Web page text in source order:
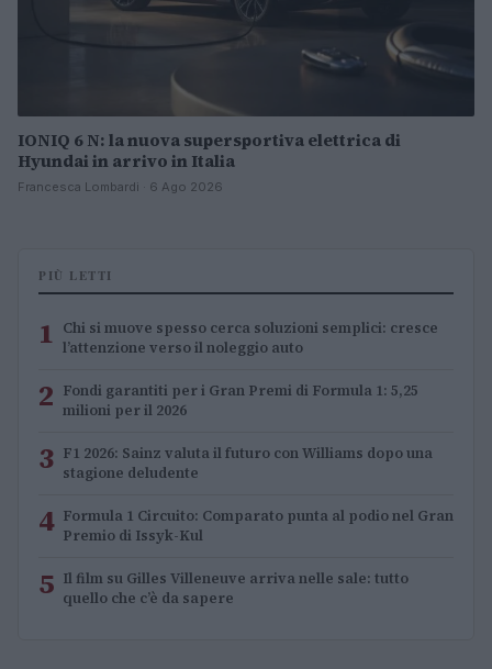
IONIQ 6 N: la nuova supersportiva elettrica di
Hyundai in arrivo in Italia
Francesca Lombardi · 6 Ago 2026
PIÙ LETTI
1 Chi si muove spesso cerca soluzioni semplici: cresce
l’attenzione verso il noleggio auto
2 Fondi garantiti per i Gran Premi di Formula 1: 5,25
milioni per il 2026
3 F1 2026: Sainz valuta il futuro con Williams dopo una
stagione deludente
4 Formula 1 Circuito: Comparato punta al podio nel Gran
Premio di Issyk-Kul
5 Il film su Gilles Villeneuve arriva nelle sale: tutto
quello che c’è da sapere